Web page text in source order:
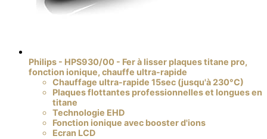
Philips - HPS930/00 - Fer à lisser plaques titane pro,
fonction ionique, chauffe ultra-rapide
Chauffage ultra-rapide 15sec (jusqu'à 230°C)
Plaques flottantes professionnelles et longues en
titane
Technologie EHD
Fonction ionique avec booster d'ions
Ecran LCD